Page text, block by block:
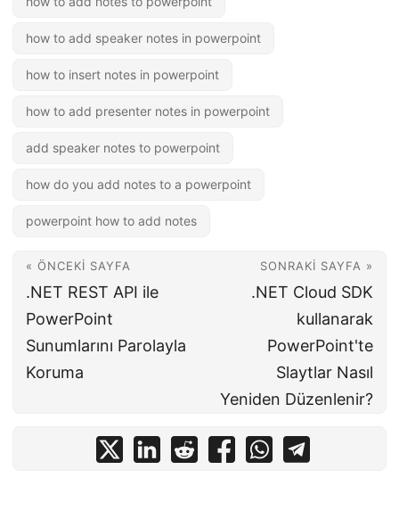
how to add speaker notes in powerpoint
how to insert notes in powerpoint
how to add presenter notes in powerpoint
add speaker notes to powerpoint
how do you add notes to a powerpoint
powerpoint how to add notes
« ÖNCEKI SAYFA
.NET REST API ile
PowerPoint
Sunumlarını Parolayla
Koruma
SONRAKI SAYFA »
.NET Cloud SDK
kullanarak
PowerPoint'te
Slaytlar Nasıl
Yeniden Düzenlenir?